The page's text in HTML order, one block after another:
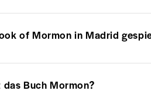
of Mormon in Madrid
Buch Mormon?